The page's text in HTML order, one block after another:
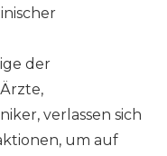
der
verlassen sich
um auf